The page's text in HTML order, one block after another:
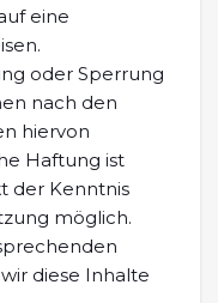
eine
oder Sperrung
nach den
hiervon
Haftung ist
der Kenntnis
möglich.
diese Inhalte